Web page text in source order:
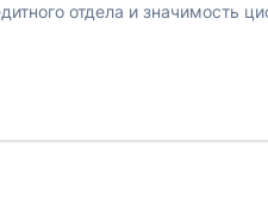
отдела и